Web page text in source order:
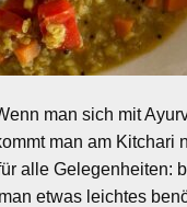
man sich mit
man am Kitchari
alle Gelegenheiten:
etwas leichtes